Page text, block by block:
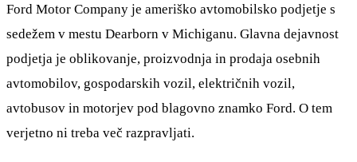
Ford Motor Company je ameriško avtomobilsko podjetje s
sedežem v mestu Dearborn v Michiganu. Glavna dejavnost
podjetja je oblikovanje, proizvodnja in prodaja osebnih
avtomobilov, gospodarskih vozil, električnih vozil,
avtobusov in motorjev pod blagovno znamko Ford. O tem
verjetno ni treba več razpravljati.